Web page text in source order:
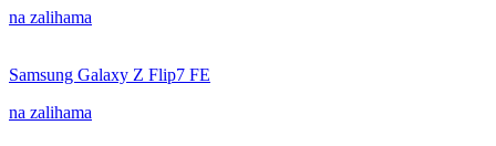
na zalihama
Samsung Galaxy Z Flip7 FE
na zalihama